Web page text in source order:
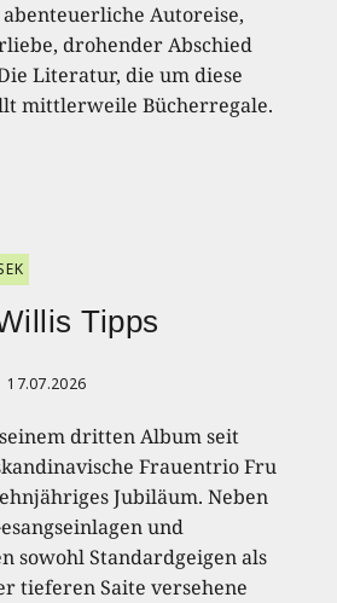
Autoreise,
drohender Abschied
Literatur, die um diese
mittlerweile Bücherregale.
Tipps
17.07.2026
dritten Album seit
Frauentrio Fru
Jubiläum. Neben
und
sowohl Standardgeigen als
tieferen Saite versehene